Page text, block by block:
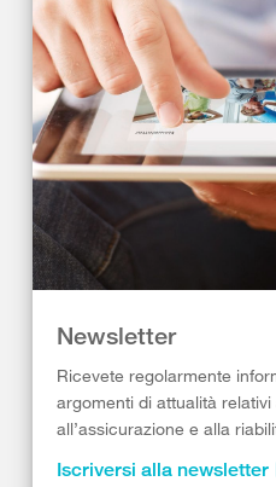
Newsletter
Ricevete regolarmente
argomenti di attualità
all’assicurazione e alla
Iscriversi alla newsletter